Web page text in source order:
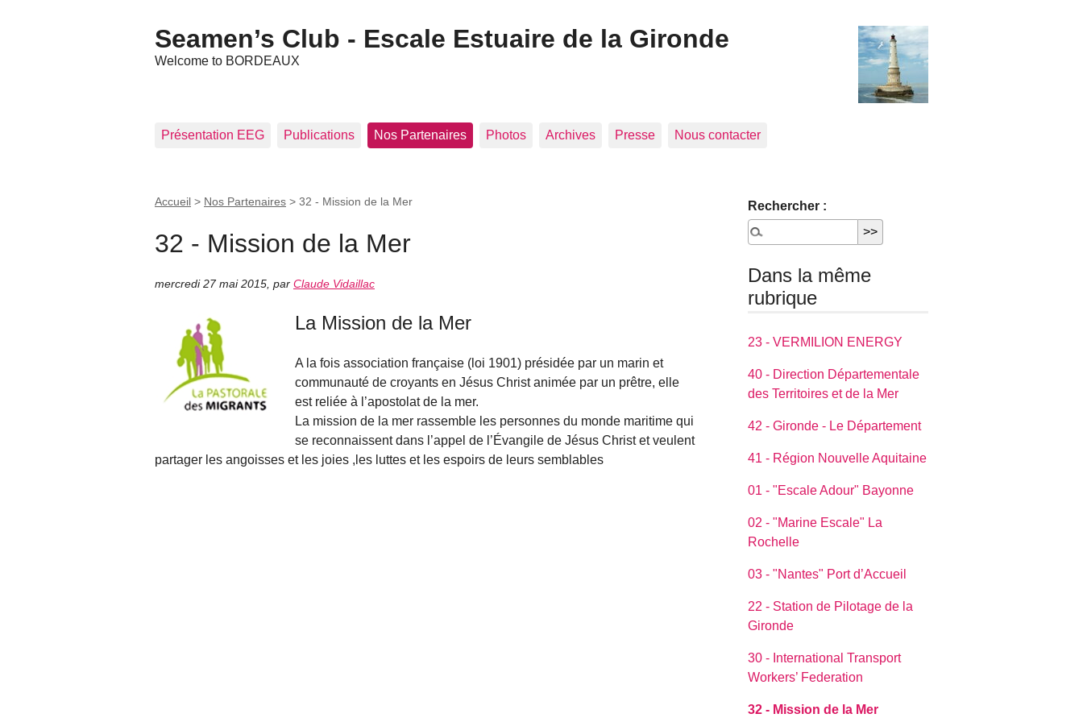
Seamen’s Club - Escale Estuaire de la Gironde
Welcome to BORDEAUX
Présentation EEG Publications Nos Partenaires Photos Archives Presse Nous contacter
Accueil > Nos Partenaires > 32 - Mission de la Mer
32 - Mission de la Mer
mercredi 27 mai 2015 par Claude Vidaillac
La Mission de la Mer
A la fois association française (loi 1901) présidée par un marin et
communauté de croyants en Jésus Christ animée par un prêtre, elle
est reliée à l’apostolat de la mer.
La mission de la mer rassemble les personnes du monde maritime qui
se reconnaissent dans l’appel de l’Évangile de Jésus Christ et veulent
partager les angoisses et les joies ,les luttes et les espoirs de leurs semblables
Rechercher :
Dans la même
rubrique
23 - VERMILION ENERGY
40 - Direction Départementale
des Territoires et de la Mer
42 - Gironde - Le Département
41 - Région Nouvelle Aquitaine
01 - "Escale Adour" Bayonne
02 - "Marine Escale" La
Rochelle
03 - "Nantes" Port d’Accueil
22 - Station de Pilotage de la
Gironde
30 - International Transport
Workers’ Federation
32 - Mission de la Mer